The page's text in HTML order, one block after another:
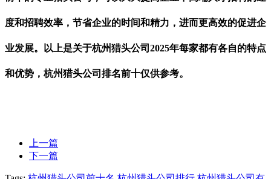
度和招聘效率，节省企业的时间和精力 ， 进而更高效的促进企
业发展。以上是关于杭州猎头公司 2025年每家都有各自的特点
和优势，杭州猎头公司排名前十仅供参考。
上一篇
下一篇